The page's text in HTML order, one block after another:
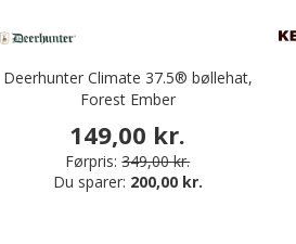
Deerhunter Climate 37.5® bøllehat,
Forest Ember
149,00 kr.
Førpris: 349,00 kr.
Du sparer: 200,00 kr.